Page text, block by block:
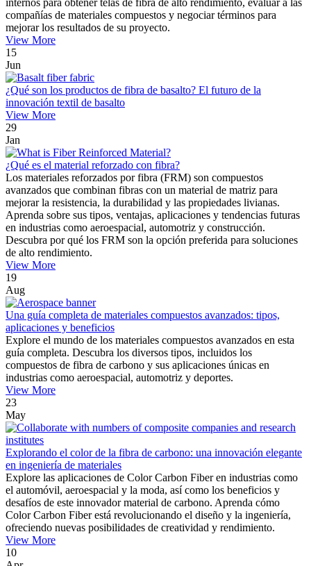
internos para obtener telas de fibra de alto rendimiento, evaluar a las
compañías de materiales compuestos y negociar términos para
mejorar los resultados de su proyecto.
View More
15
Jun
¿Qué son los productos de fibra de basalto? El futuro de la
innovación textil de basalto
View More
29
Jan
¿Qué es el material reforzado con fibra?
Los materiales reforzados por fibra (FRM) son compuestos
avanzados que combinan fibras con un material de matriz para
mejorar la resistencia, la durabilidad y las propiedades livianas.
Aprenda sobre sus tipos, ventajas, aplicaciones y tendencias futuras
en industrias como aeroespacial, automotriz y construcción.
Descubra por qué los FRM son la opción preferida para soluciones
de alto rendimiento.
View More
19
Aug
Una guía completa de materiales compuestos avanzados: tipos,
aplicaciones y beneficios
Explore el mundo de los materiales compuestos avanzados en esta
guía completa. Descubra los diversos tipos, incluidos los
compuestos de fibra de carbono y sus aplicaciones únicas en
industrias como aeroespacial, automotriz y deportes.
View More
23
May
Explorando el color de la fibra de carbono: una innovación elegante
en ingeniería de materiales
Explore las aplicaciones de Color Carbon Fiber en industrias como
el automóvil, aeroespacial y la moda, así como los beneficios y
desafíos de este innovador material de carbono. Aprenda cómo
Color Carbon Fiber está revolucionando el diseño y la ingeniería,
ofreciendo nuevas posibilidades de creatividad y rendimiento.
View More
10